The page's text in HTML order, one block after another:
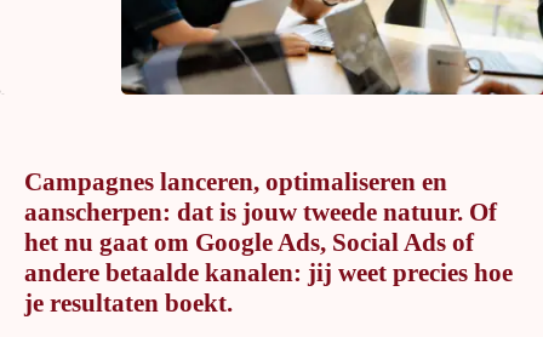
Campagnes lanceren, optimaliseren en
aanscherpen: dat is jouw tweede natuur. Of
het nu gaat om Google Ads, Social Ads of
andere betaalde kanalen: jij weet precies hoe
je resultaten boekt.